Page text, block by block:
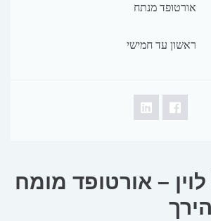
אורטופד מנתח
ראשון עד חמישי
– אורטופד מומח